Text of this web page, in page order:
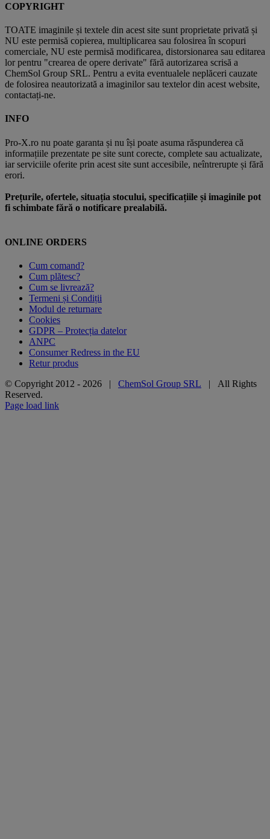
COPYRIGHT
TOATE imaginile și textele din acest site sunt proprietate privată și
NU este permisă copierea, multiplicarea sau folosirea în scopuri
comerciale, NU este permisă modificarea, distorsionarea sau editarea
lor pentru "crearea de opere derivate" fără autorizarea scrisă a
ChemSol Group SRL. Pentru a evita eventualele neplăceri cauzate
de folosirea neautorizată a imaginilor sau textelor din acest website,
contactați-ne.
INFO
Pro-X.ro nu poate garanta și nu își poate asuma răspunderea că
informațiile prezentate pe site sunt corecte, complete sau actualizate,
iar serviciile oferite prin acest site sunt accesibile, neîntrerupte și fără
erori.
Prețurile, ofertele, situația stocului, specificațiile și imaginile pot
fi schimbate fără o notificare prealabilă.
ONLINE ORDERS
Cum comand?
Cum plătesc?
Cum se livrează?
Termeni și Condiții
Modul de returnare
Cookies
GDPR – Protecția datelor
ANPC
Consumer Redress in the EU
Retur produs
© Copyright 2012 - 2026 | ChemSol Group SRL | All Rights
Reserved.
Page load link